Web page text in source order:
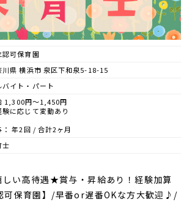
認可保育園
川県 横浜市 泉区下和泉5-18-15
バイト・パート
1,300円～1,450円
に応じて変動あり
： 年2回 / 合計2ヶ月
士
い高待遇★賞与・昇給あり！経験加算
可保育園】/早番or遅番OKな方大歓迎♪/